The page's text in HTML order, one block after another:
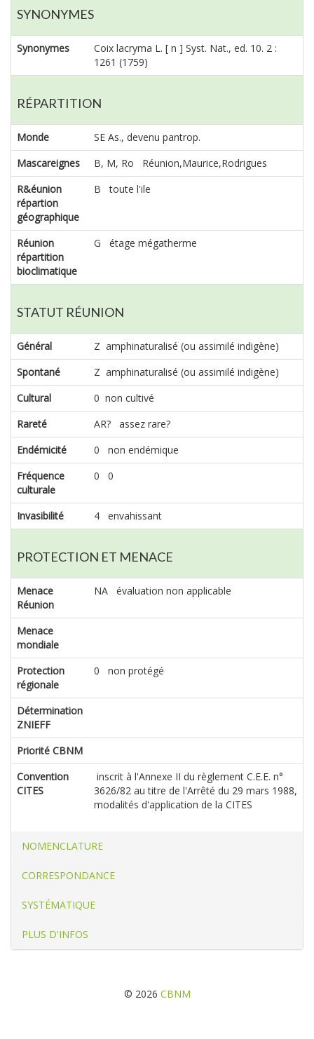
SYNONYMES
Synonymes
Coix lacryma L. [ n ] Syst. Nat., ed. 10. 2 :
1261 (1759)
RÉPARTITION
Monde
SE As., devenu pantrop.
Mascareignes
B, M, Ro Réunion,Maurice,Rodrigues
R&éunion
répartion
géographique
B toute l'ile
Réunion
répartition
bioclimatique
G étage mégatherme
STATUT RÉUNION
Général
Z amphinaturalisé (ou assimilé indigène)
Spontané
Z amphinaturalisé (ou assimilé indigène)
Cultural
0 non cultivé
Rareté
AR? assez rare?
Endémicité
0 non endémique
Fréquence
culturale
0 0
Invasibilité 4 envahissant
PROTECTION ET MENACE
Menace
Réunion
NA évaluation non applicable
Menace
mondiale
Protection
régionale
0 non protégé
Détermination
ZNIEFF
Priorité CBNM
Convention
CITES
inscrit à l'Annexe II du règlement C.E.E. n°
3626/82 au titre de l'Arrêté du 29 mars 1988,
modalités d'application de la CITES
NOMENCLATURE
CORRESPONDANCE
SYSTÉMATIQUE
PLUS D'INFOS
© 2026 CBNM